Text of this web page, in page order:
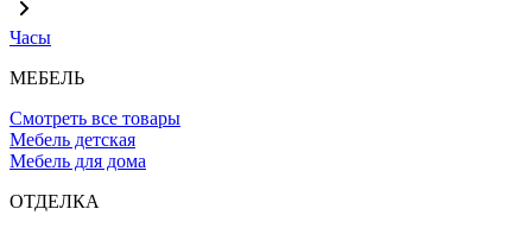
Часы
МЕБЕЛЬ
Смотреть все товары
Мебель детская
Мебель для дома
ОТДЕЛКА